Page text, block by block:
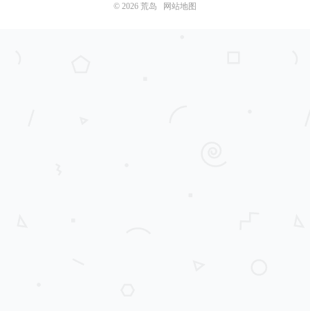
© 2026 荒岛 网站地图